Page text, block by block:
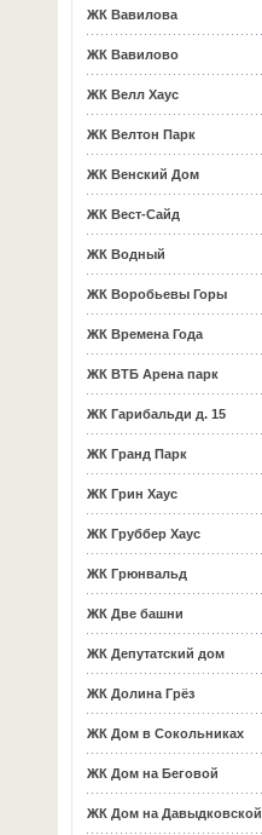
ЖК Вавилова
ЖК Вавилово
ЖК Велл Хаус
ЖК Велтон Парк
ЖК Венский Дом
ЖК Вест-Сайд
ЖК Водный
ЖК Воробьевы Горы
ЖК Времена Года
ЖК ВТБ Арена парк
ЖК Гарибальди д. 15
ЖК Гранд Парк
ЖК Грин Хаус
ЖК Груббер Хаус
ЖК Грюнвальд
ЖК Две башни
ЖК Депутатский дом
ЖК Долина Грёз
ЖК Дом в Сокольниках
ЖК Дом на Беговой
ЖК Дом на Давыдковской